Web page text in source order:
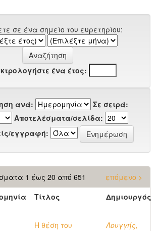
σε ένα σημείο του ευρετηρίου:
ένα έτος:
ανά:
Σε σειρά:
Αποτελέσματα/σελίδα:
εγγραφή:
1 έως 20 από 651
επόμενο >
Τίτλος Δημιουργός
Η θέση του
Λουγγής,